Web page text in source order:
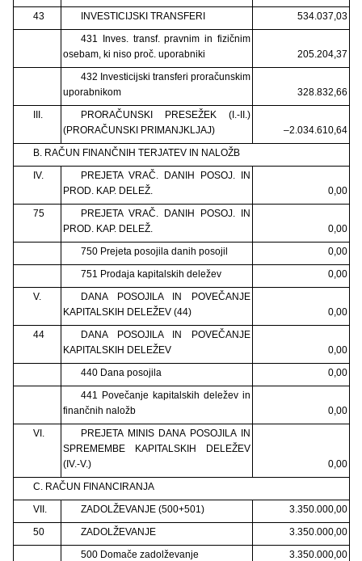
43
INVESTICIJSKI TRANSFERI
534.037,03
431 Inves. transf. pravnim in fizičnim
osebam, ki niso proč. uporabniki
205.204,37
432 Investicijski transferi proračunskim
uporabnikom
328.832,66
III.
PRORAČUNSKI PRESEŽEK (I.-II.)
(PRORAČUNSKI PRIMANJKLJAJ)
–2.034.610,64
B. RAČUN FINANČNIH TERJATEV IN NALOŽB
IV.
PREJETA VRAČ. DANIH POSOJ. IN
PROD. KAP. DELEŽ.
0,00
75
PREJETA VRAČ. DANIH POSOJ. IN
PROD. KAP. DELEŽ.
0,00
750 Prejeta posojila danih posojil
0,00
751 Prodaja kapitalskih deležev
0,00
V.
DANA POSOJILA IN POVEČANJE
KAPITALSKIH DELEŽEV (44)
0,00
44
DANA POSOJILA IN POVEČANJE
KAPITALSKIH DELEŽEV
0,00
440 Dana posojila
0,00
441 Povečanje kapitalskih deležev in
finančnih naložb
0,00
VI.
PREJETA MINIS DANA POSOJILA IN
SPREMEMBE KAPITALSKIH DELEŽEV
(IV.-V.)
0,00
C. RAČUN FINANCIRANJA
VII.
ZADOLŽEVANJE (500+501)
3.350.000,00
50
ZADOLŽEVANJE
3.350.000,00
500 Domače zadolževanje
3.350.000,00